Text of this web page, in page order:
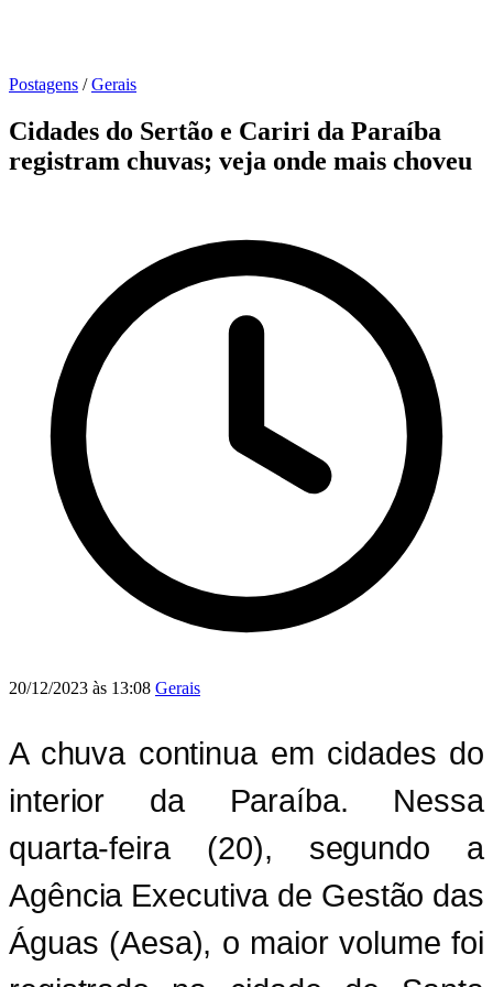
Postagens / Gerais
Cidades do Sertão e Cariri da Paraíba
registram chuvas; veja onde mais choveu
20/12/2023 às 13:08 Gerais
A chuva continua em cidades do
interior da Paraíba. Nessa
quarta-feira (20), segundo a
Agência Executiva de Gestão das
Águas (Aesa), o maior volume foi